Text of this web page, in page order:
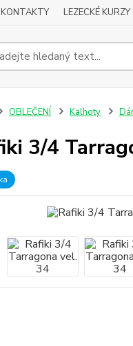
KONTAKTY LEZECKÉ KURZY
OBLEČENÍ Kalhoty
3/4